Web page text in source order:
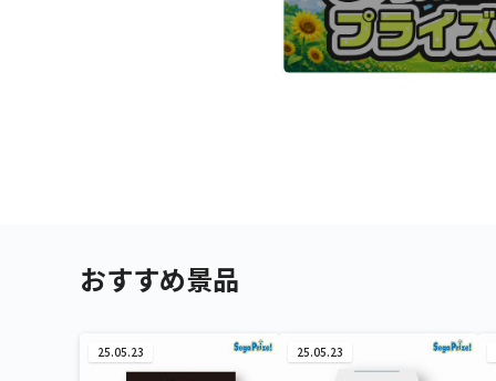
おすすめ景品
25.05.23 25.05.23